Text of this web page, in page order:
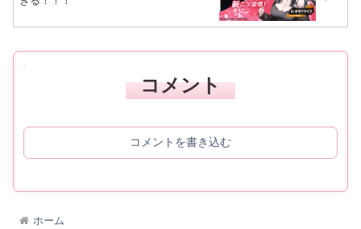
コメント
コメントを書き込む
ホーム